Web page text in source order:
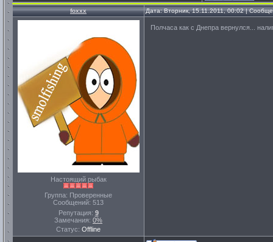
foxxx Дата: Вторник, 15.11.2011, 00:02 |
Настоящий рыбак
Группа: Проверенные
Сообщений: 513
Репутация: 9
Замечания: 0%
Статус: Offline
Полчаса как с Днепра вернулся...